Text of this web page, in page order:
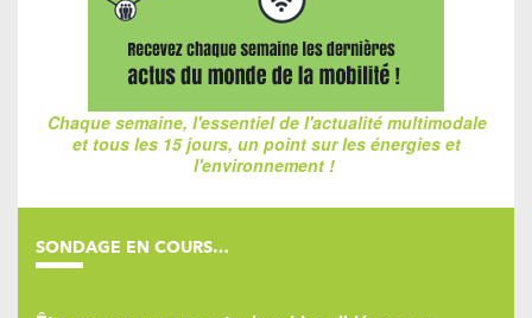
Chaque semaine, l'essentiel de l'actualité multimodale
et tous les 15 jours, un point sur les énergies et
l'environnement !
SONDAGE EN COURS…